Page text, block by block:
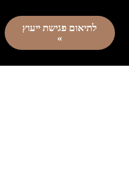
לתיאום פגישת ייעוץ
»